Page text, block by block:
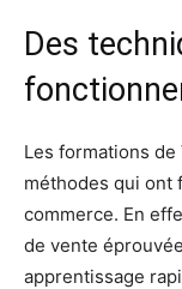
Des
Les formations
méthodes qui ont
commerce. En
de vente
apprentissage